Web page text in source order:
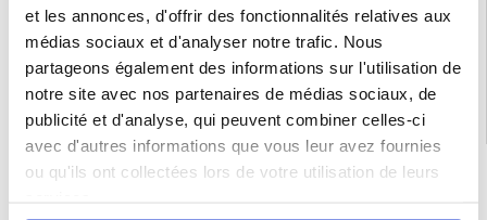
et les annonces, d'offrir des fonctionnalités relatives aux
médias sociaux et d'analyser notre trafic. Nous
partageons également des informations sur l'utilisation de
notre site avec nos partenaires de médias sociaux, de
publicité et d'analyse, qui peuvent combiner celles-ci
avec d'autres informations que vous leur avez fournies
ou qu'ils ont collectées lors de votre utilisation de leurs
EAN: 5712579932815
Catégories associées:Gadgets,Smart Tech
LIVRAISON RAPIDE